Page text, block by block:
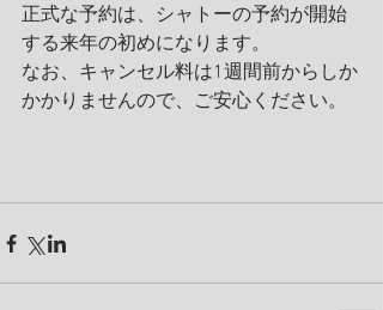
正式な予約は、シャトーの予約が開始
する来年の初めになります。
なお、キャンセル料は1週間前からしか
かかりませんので、ご安心ください。